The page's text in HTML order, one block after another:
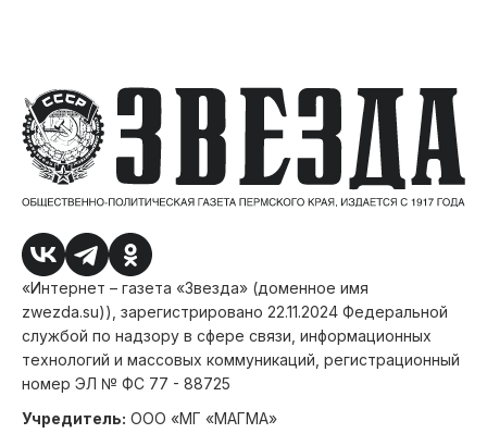
«Интернет – газета «Звезда» (доменное имя
zwezda.su)), зарегистрировано 22.11.2024 Федеральной
службой по надзору в сфере связи, информационных
технологий и массовых коммуникаций, регистрационный
номер ЭЛ № ФС 77 - 88725
Учредитель: ООО «МГ «МАГМА»